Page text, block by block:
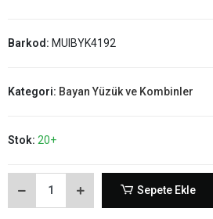
Barkod: MUIBYK4192
Kategori: Bayan Yüzük ve Kombinler
Stok: 20+
Sepete Ekle